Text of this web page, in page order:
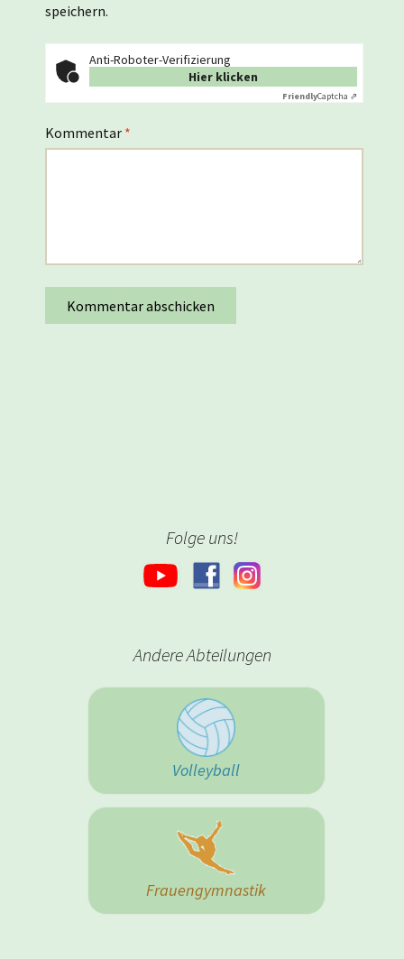
speichern.
Anti-Roboter-Verifizierung
Hier klicken
FriendlyCaptcha ⇗
Kommentar *
Folge uns!
Andere Abteilungen
Volleyball
Frauengymnastik